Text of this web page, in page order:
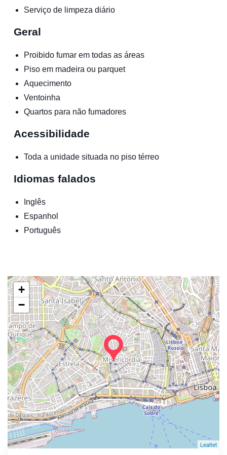
Serviço de limpeza diário
Geral
Proibido fumar em todas as áreas
Piso em madeira ou parquet
Aquecimento
Ventoinha
Quartos para não fumadores
Acessibilidade
Toda a unidade situada no piso térreo
Idiomas falados
Inglês
Espanhol
Português
+
−
Leaflet